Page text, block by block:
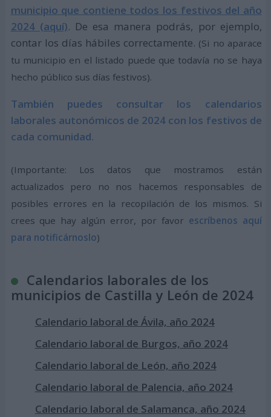
municipio que contiene todos los festivos del año
2024 (aquí). De esa manera podrás, por ejemplo,
contar los días hábiles correctamente. (Si no aparace
tu municipio en el listado puede que todavía no se haya
hecho público sus días festivos).
También puedes consultar los calendarios
laborales autonómicos de 2024 con los festivos de
cada comunidad.
(Importante: Los datos que mostramos están
actualizados pero no nos hacemos responsables de
posibles errores en la recopilación de los mismos. Si
crees que hay algún error, por favor escríbenos aquí
para notificárnoslo)
Calendarios laborales de los
municipios de Castilla y León de 2024
Calendario laboral de Ávila, año 2024
Calendario laboral de Burgos, año 2024
Calendario laboral de León, año 2024
Calendario laboral de Palencia, año 2024
Calendario laboral de Salamanca, año 2024